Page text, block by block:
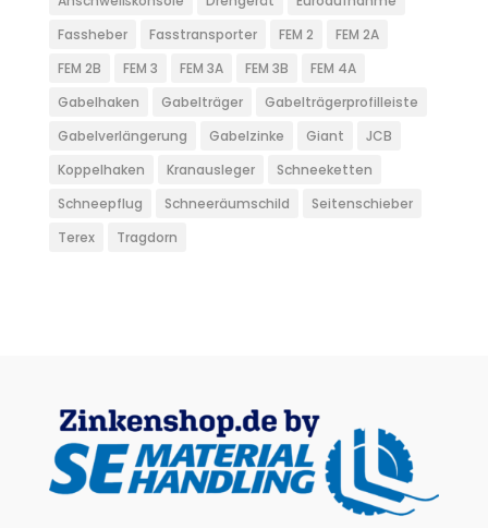
Fassheber
Fasstransporter FEM 2
FEM 2A
FEM 2B
FEM 3 FEM 3A FEM 3B
FEM 4A
Gabelhaken
Gabelträger
Gabelträgerprofilleiste
Gabelverlängerung
Gabelzinke Giant
JCB
Koppelhaken
Kranausleger
Schneeketten
Schneepflug
Schneeräumschild
Seitenschieber
Terex
Tragdorn